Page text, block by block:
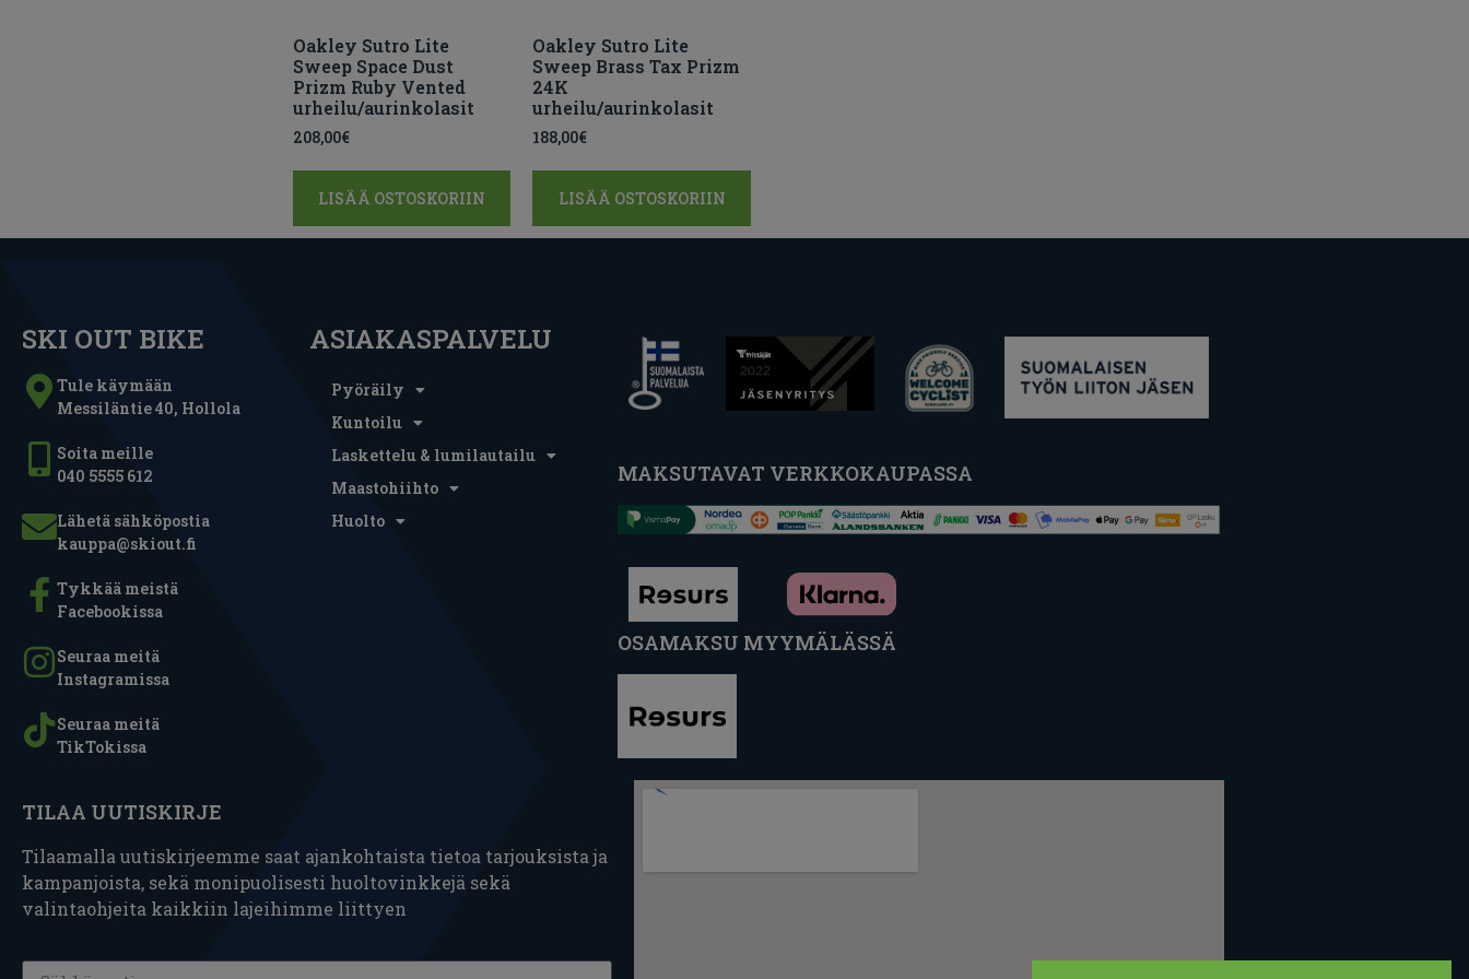
Oakley Sutro Lite
Sweep Space Dust
Prizm Ruby Vented
urheilu/aurinkolasit
208,00€
LISÄÄ OSTOSKORIIN
Oakley Sutro Lite
Sweep Brass Tax Prizm
24K
urheilu/aurinkolasit
188,00€
LISÄÄ OSTOSKORIIN
SKI OUT BIKE
Tule käymään
Messiläntie 40, Hollola
Soita meille
040 5555 612
Lähetä sähköpostia
kauppa@skiout.fi
Tykkää meistä
Facebookissa
Seuraa meitä
Instagramissa
Seuraa meitä
TikTokissa
ASIAKASPALVELU
Pyöräily
Kuntoilu
Laskettelu & lumilautailu
Maastohiihto
Huolto
MAKSUTAVAT VERKKOKAUPASSA
OSAMAKSU MYYMÄLÄSSÄ
TILAA UUTISKIRJE
Tilaamalla uutiskirjeemme saat ajankohtaista tietoa tarjouksista ja
kampanjoista, sekä monipuolisesti huoltovinkkejä sekä
valintaohjeita kaikkiin lajeihimme liittyen